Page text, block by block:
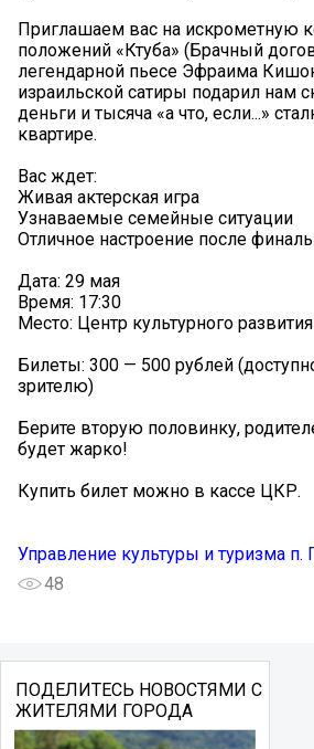
Приглашаем вас на искрометную
положений «Ктуба» (Брачный
легендарной пьесе Эфраима
израильской сатиры подарил нам
деньги и тысяча «а что, если...»
квартире.
Вас ждет:
Живая актерская игра
Узнаваемые семейные ситуации
Отличное настроение после
Дата: 29 мая
Время: 17:30
Место: Центр культурного
Билеты: 300 — 500 рублей
зрителю)
Берите вторую половинку,
будет жарко!
Купить билет можно в кассе ЦКР.
Управление культуры и туризма п.
48
ПОДЕЛИТЕСЬ НОВОСТЯМИ С
ЖИТЕЛЯМИ ГОРОДА